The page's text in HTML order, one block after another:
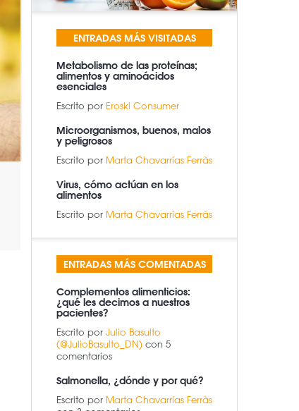
ENTRADAS MÁS VISITADAS
Metabolismo de las proteínas;
alimentos y aminoácidos
esenciales
Escrito por Eroski Consumer
Microorganismos, buenos, malos
y peligrosos
Escrito por Marta Chavarrías Ferràs
Virus, cómo actúan en los
alimentos
Escrito por Marta Chavarrías Ferràs
ENTRADAS MÁS COMENTADAS
Complementos alimenticios:
¿qué les decimos a nuestros
pacientes?
Escrito por Julio Basulto
(@JulioBasulto_DN) con 5
comentarios
Salmonella, ¿dónde y por qué?
Escrito por Marta Chavarrías Ferràs